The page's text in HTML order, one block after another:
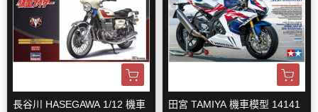
長谷川 HASEGAWA 1/12 機車
田宮 TAMIYA 機車模型 14141